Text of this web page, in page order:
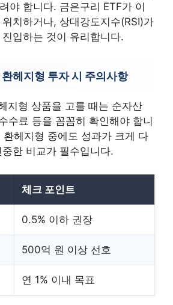
야 합니다. 금은구리 ETF가 이
치하거나, 상대강도지수(RSI)가
입하는 것이 유리합니다.
헤지형 투자 시 주의사항
지형 상품을 고를 때는 순자산
수료 등을 꼼꼼히 확인해야 합니
환헤지형 중에도 성과가 크게 다
한 비교가 필수입니다.
체크 포인트
0.5% 이하 권장
500억 원 이상 선호
연 1% 이내 목표